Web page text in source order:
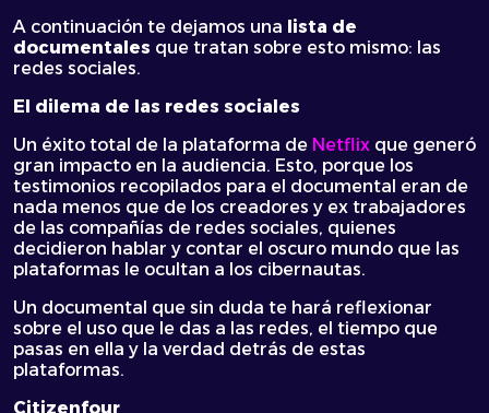
A continuación te dejamos una lista de
documentales que tratan sobre esto mismo: las
redes sociales.
El dilema de las redes sociales
Un éxito total de la plataforma de Netflix que generó
gran impacto en la audiencia. Esto, porque los
testimonios recopilados para el documental eran de
nada menos que de los creadores y ex trabajadores
de las compañías de redes sociales, quienes
decidieron hablar y contar el oscuro mundo que las
plataformas le ocultan a los cibernautas.
Un documental que sin duda te hará reflexionar
sobre el uso que le das a las redes, el tiempo que
pasas en ella y la verdad detrás de estas
plataformas.
Citizenfour